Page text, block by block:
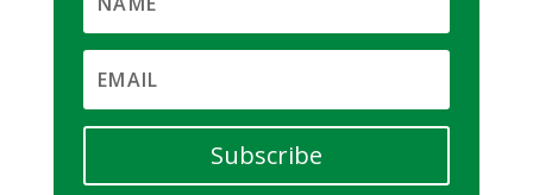
Subscribe